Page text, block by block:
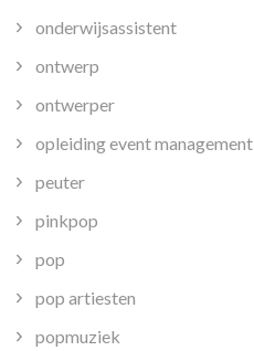
onderwijsassistent
ontwerp
ontwerper
opleiding event management
peuter
pinkpop
pop
pop artiesten
popmuziek